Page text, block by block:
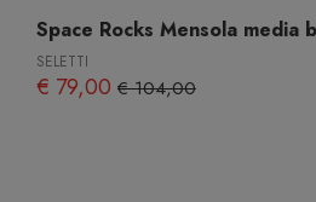
Space Rocks Mensola media
SELETTI
€ 79,00 € 104,00